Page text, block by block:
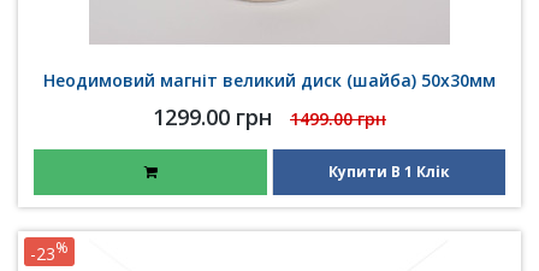
Неодимовий магніт великий диск (шайба) 50х30мм
1299.00 грн 1499.00 грн
Купити В 1 Клік
-23%